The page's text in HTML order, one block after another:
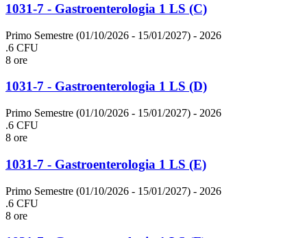
1031-7 - Gastroenterologia 1 LS (C)
Primo Semestre (01/10/2026 - 15/01/2027) - 2026
.6 CFU
8 ore
1031-7 - Gastroenterologia 1 LS (D)
Primo Semestre (01/10/2026 - 15/01/2027) - 2026
.6 CFU
8 ore
1031-7 - Gastroenterologia 1 LS (E)
Primo Semestre (01/10/2026 - 15/01/2027) - 2026
.6 CFU
8 ore